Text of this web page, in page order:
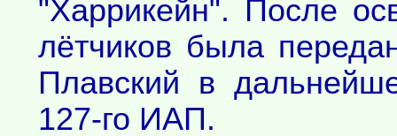
"Харрикейн". После
лётчиков была
Плавский в
127-го ИАП.